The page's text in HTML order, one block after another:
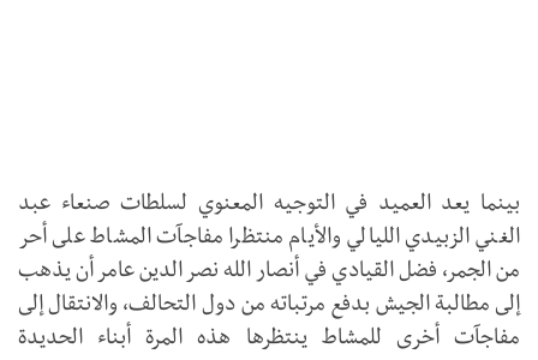
بينما يعد العميد في التوجيه المعنوي لسلطات صنعاء عبد
الغني الزبيدي الليالي والأيام منتظرا مفاجآت المشاط على أحر
من الجمر، فضل القيادي في أنصار الله نصر الدين عامر أن يذهب
إلى مطالبة الجيش بدفع مرتباته من دول التحالف، والانتقال إلى
مفاجآت أخرى للمشاط ينتظرها هذه المرة أبناء الحديدة